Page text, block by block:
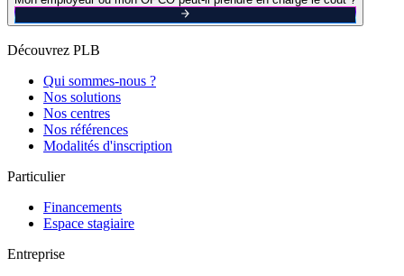
Découvrez PLB
Qui sommes-nous ?
Nos solutions
Nos centres
Nos références
Modalités d'inscription
Particulier
Financements
Espace stagiaire
Entreprise